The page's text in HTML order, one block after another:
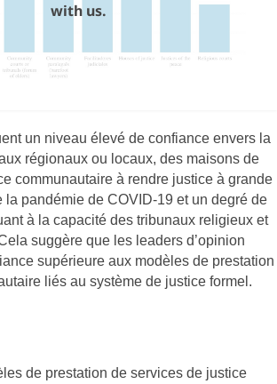
with us.
un niveau élevé de confiance envers la
régionaux ou locaux, des maisons de
communautaire à rendre justice à grande
la pandémie de COVID-19 et un degré de
à la capacité des tribunaux religieux et
suggère que les leaders d’opinion
supérieure aux modèles de prestation
liés au système de justice formel.
de prestation de services de justice